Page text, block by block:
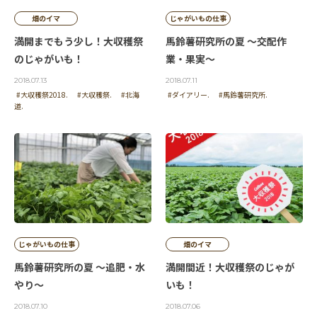
畑のイマ
満開までもう少し！大収穫祭
のじゃがいも！
2018.07.13
#大収穫祭2018. #大収穫祭.
#北海
道.
じゃがいもの仕事
馬鈴薯研究所の夏 ～交配作
業・果実～
2018.07.11
#ダイアリー. #馬鈴薯研究所.
じゃがいもの仕事
馬鈴薯研究所の夏 ～追肥・水
やり～
2018.07.10
畑のイマ
満開間近！大収穫祭のじゃが
いも！
2018.07.06